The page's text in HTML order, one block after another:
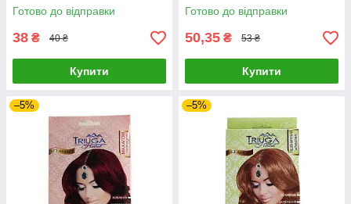
Готово до відправки
38 ₴ 40 ₴
Купити
Готово до відправки
50,35 ₴ 53 ₴
Купити
–5% –5%